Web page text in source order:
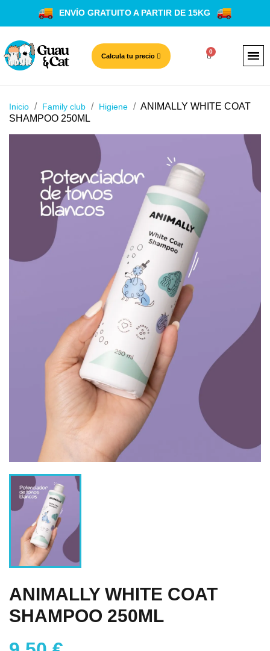
ENVÍO GRATUITO A PARTIR DE 15KG
Calcula tu precio
Inicio Family club Higiene
ANIMALLY WHITE COAT
SHAMPOO 250ML
ANIMALLY WHITE COAT
SHAMPOO 250ML